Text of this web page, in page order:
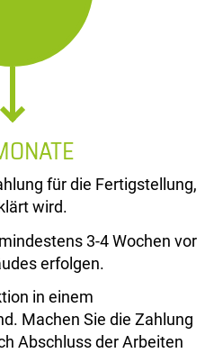
für die Fertigstellung,
wird.
3-4 Wochen vor
erfolgen.
in einem
Machen Sie die Zahlung
Abschluss der Arbeiten